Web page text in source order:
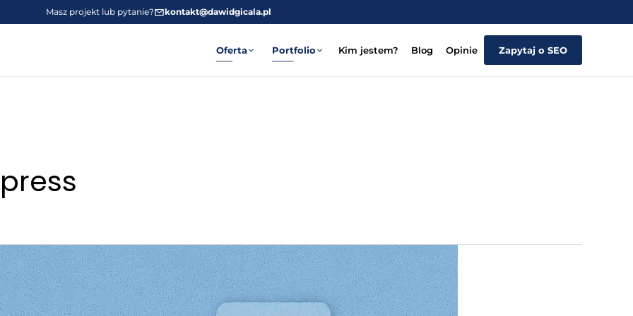
Masz projekt lub pytanie? kontakt@dawidgicala.pl
Oferta Portfolio Kim jestem? Blog Opinie Zapytaj o SEO